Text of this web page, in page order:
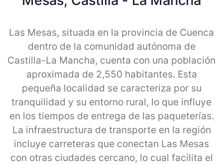
Las Mesas, situada en la provincia de Cuenca
dentro de la comunidad autónoma de
Castilla-La Mancha, cuenta con una población
aproximada de 2,550 habitantes. Esta
pequeña localidad se caracteriza por su
tranquilidad y su entorno rural, lo que influye
en los tiempos de entrega de las paqueterías.
La infraestructura de transporte en la región
incluye carreteras que conectan Las Mesas
con otras ciudades cercano, lo cual facilita el